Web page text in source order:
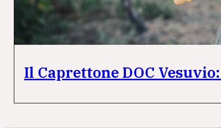
Il Caprettone DOC